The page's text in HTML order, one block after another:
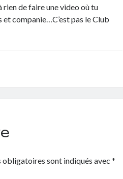
de faire une video où tu
companie…C’est pas le Club
obligatoires sont indiqués avec*